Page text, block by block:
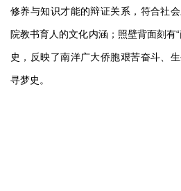
修养与知识才能的辩证关系，符合社
院教书育人的文化内涵；照壁背面刻有
史，反映了南洋广大侨胞艰苦奋斗、
寻梦史。